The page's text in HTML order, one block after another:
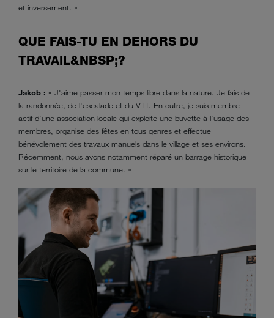
et inversement. »
QUE FAIS-TU EN DEHORS DU
TRAVAIL&NBSP;?
Jakob : « J'aime passer mon temps libre dans la nature. Je fais de
la randonnée, de l'escalade et du VTT. En outre, je suis membre
actif d'une association locale qui exploite une buvette à l'usage des
membres, organise des fêtes en tous genres et effectue
bénévolement des travaux manuels dans le village et ses environs.
Récemment, nous avons notamment réparé un barrage historique
sur le territoire de la commune. »